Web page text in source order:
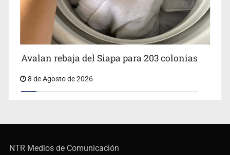
Avalan rebaja del Siapa para 203 colonias
8 de Agosto de 2026
NTR Medios de Comunicación